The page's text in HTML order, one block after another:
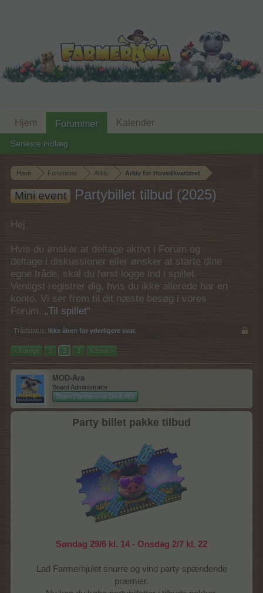
Hjem Forummer Arkiv Arkiv for Hovedkvarteret
Mini event Partybillet tilbud (2025)
Hej
Hvis du ønsker at deltage aktivt i Forum og
deltage i diskussioner eller ønsker at starte dine
egne tråde, skal du først logge ind i spillet.
Venligst registrer dig, hvis du ikke allerede har en
konto. Vi ser frem til dit næste besøg i vores
Forum. „Til spillet“
Trådstatus: Ikke åben for yderligere svar.
< Forrige 1 2 3 Næste >
MOD-Ara
Board Administrator
Team Farmerama DA & NO
Party billet pakke tilbud
Søndag 29/6 kl. 14 - Onsdag 2/7 kl. 22
Lad Farmerhjulet snurre og vind party spændende
præmier.
Hjem Forummer
Seneste indlæg
Kalender